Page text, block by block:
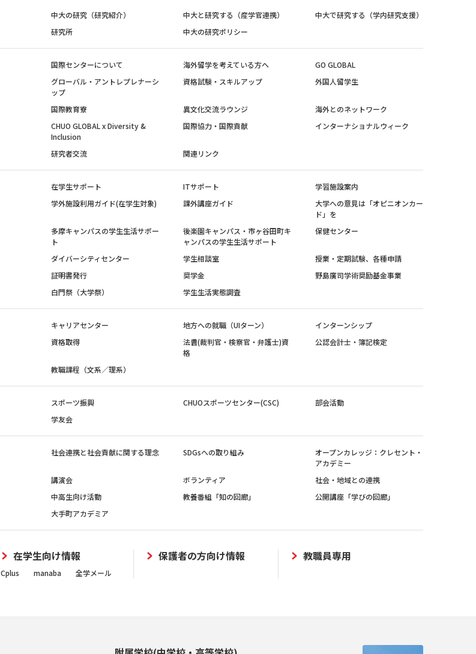
中大の研究（研究紹介） 中大と研究する（産学官連携）
中大で研究する（学内研究支援）
研究所
中大の研究ポリシー
国際センターについて 海外留学を考えている方へ
GO GLOBAL
グローバル・アントレプレナーシ
ップ
資格試験・スキルアップ 外国人留学生
国際教育寮 異文化交流ラウンジ
海外とのネットワーク
CHUO GLOBAL x Diversity &
Inclusion
国際協力・国際貢献 インターナショナルウィーク
研究者交流 関連リンク
在学生サポート ITサポート
学習施設案内
学外施設利用ガイド(在学生対象)
課外講座ガイド
大学への意見は「オピニオンカー
ド」を
多摩キャンパスの学生生活サポー
ト
後楽園キャンパス・市ヶ谷田町キ
ャンパスの学生生活サポート
保健センター
ダイバーシティセンター 学生相談室
授業・定期試験、各種申請
証明書発行
奨学金
野島廣司学術奨励基金事業
白門祭（大学祭）
学生生活実態調査
キャリアセンター 地方への就職（UIターン）
インターンシップ
資格取得
法曹(裁判官・検察官・弁護士)資
格
公認会計士・簿記検定
教職課程（文系／理系）
スポーツ振興 CHUOスポーツセンター(CSC)
部会活動
学友会
社会連携と社会貢献に関する理念 SDGsへの取り組み
オープンカレッジ：クレセント・
アカデミー
講演会
ボランティア
社会・地域との連携
中高生向け活動
教養番組「知の回廊」
公開講座「学びの回廊」
大手町アカデミア
在学生向け情報
Cplus manaba 全学メール
保護者の方向け情報 教職員専用